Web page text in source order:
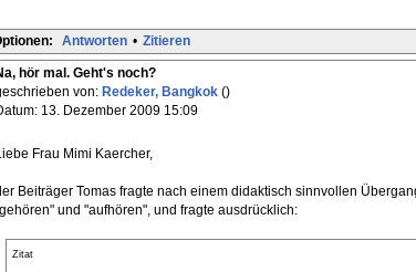
Antworten • Zitieren
hör mal. Geht's noch?
von: Redeker, Bangkok ()
13. Dezember 2009 15:09
Frau Mimi Kaercher,
Beiträger Tomas fragte nach einem didaktisch sinnvollen
und "aufhören", und fragte ausdrücklich:
Zitat